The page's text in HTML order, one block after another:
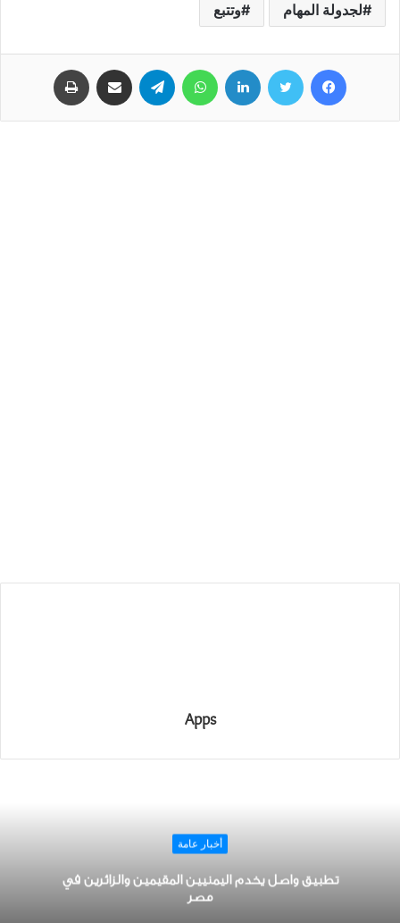
لجدولة المهام وتتبع
فيسبوك تويتر لينكدإن واتساب تيلقرام مشاركة عبر البريد
Apps
أخبار عامة
تطبيق واصل يخدم اليمنيين المقيمين والزائرين في
مصر